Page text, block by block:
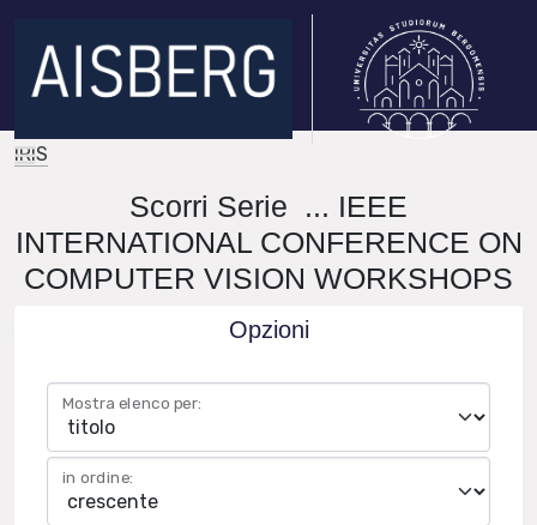
IRIS
Scorri Serie ... IEEE
INTERNATIONAL CONFERENCE ON
COMPUTER VISION WORKSHOPS
Opzioni
Mostra elenco per:
in ordine: